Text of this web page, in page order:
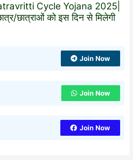
Cycle Yojana 2025|
छात्राओं को इस दिन से मिलेगी
Join Now
Join Now
Join Now